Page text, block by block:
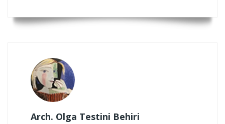
Arch. Olga Testini Behiri